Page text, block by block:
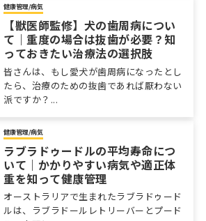
健康管理/病気
【獣医師監修】犬の歯周病につい
て｜重度の場合は抜歯が必要？知
っておきたい治療法の選択肢
皆さんは、もし愛犬が歯周病になったとし
たら、治療のための抜歯であれば厭わない
派ですか？...
健康管理/病気
ラブラドゥードルの平均寿命につ
いて｜かかりやすい病気や適正体
重を知って健康管理
オーストラリアで生まれたラブラドゥード
ルは、ラブラドールレトリーバーとプード